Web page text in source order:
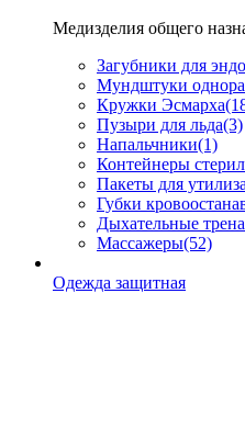
Медизделия общего
Загубники для
Мундштуки
Кружки Эсмарха
Пузыри для льда(3)
Напальчники(1)
Контейнеры
Пакеты для
Губки
Дыхательные
Массажеры(52)
Одежда защитная